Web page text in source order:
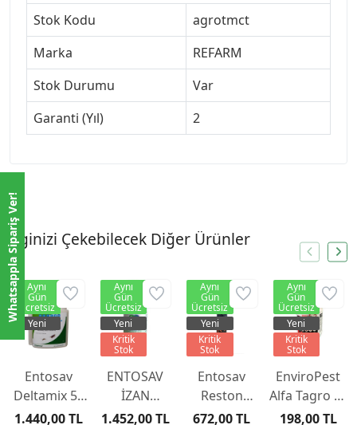
Stok Kodu
agrotmct
Marka
REFARM
Stok Durumu
Var
Garanti (Yıl)
2
İlginizi Çekebilecek Diğer Ürünler
Entosav
Deltamix 55
Sc 1 lt
1.440,00 TL
Aynı
Gün
Ücretsiz
Yeni
ENTOSAV
İZAN
HAŞERE
1.452,00 TL
Aynı
Gün
Ücretsiz
Yeni
Kritik
Stok
Entosav
Reston
Haşere,
672,00 TL
Aynı
Gün
Ücretsiz
Yeni
Kritik
Stok
EnviroPest
Alfa Tagro Sc
Haşere
198,00 TL
Aynı
Gün
Ücretsiz
Yeni
Kritik
Stok
Whatsappla Sipariş Ver!